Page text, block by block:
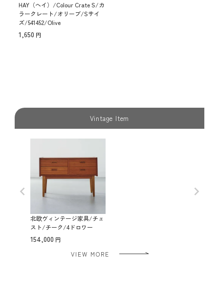
HAY（ヘイ）/Colour Crate S/カ
ラークレート/オリーブ/Sサイ
ズ/541452/Olive
1,650
Vintage Item
北欧ヴィンテージ家具/チェ
スト/チーク/4ドロワー
154,000
VIEW MORE